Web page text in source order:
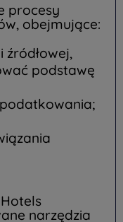
procesy
obejmujące:
podstawę
narzędzia